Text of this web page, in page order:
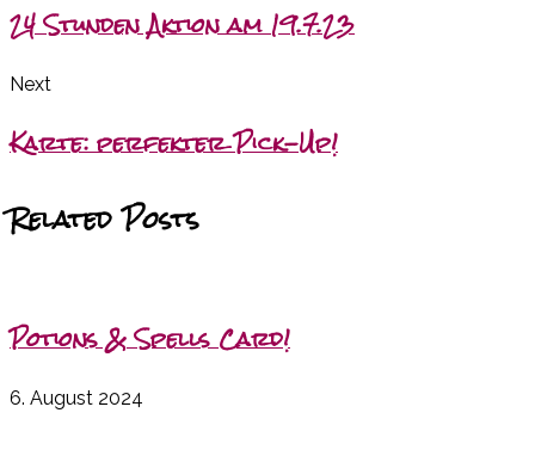
24 Stunden Aktion am 19.7.23
Next
Karte: perfekter Pick-Up!
Related Posts
Potions & Spells Card!
6. August 2024